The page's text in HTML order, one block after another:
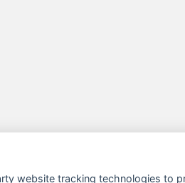
website tracking technologies to